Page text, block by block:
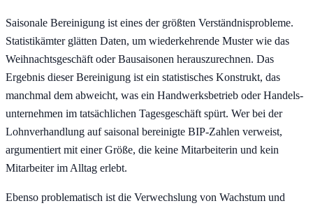
Saisonale Bereinigung ist eines der größten Verständnis­probleme.
Statistik­ämter glätten Daten, um wiederkehrende Muster wie das
Weihnachts­geschäft oder Bau­saisonen heraus­zurechnen. Das
Ergebnis dieser Bereinigung ist ein statistisches Konstrukt, das
manchmal dem abweicht, was ein Handwerks­betrieb oder Handels­
unternehmen im tatsächlichen Tages­geschäft spürt. Wer bei der
Lohn­verhandlung auf saisonal bereinigte BIP-Zahlen verweist,
argumentiert mit einer Größe, die keine Mitarbeiterin und kein
Mitarbeiter im Alltag erlebt.
Ebenso problematisch ist die Verwechslung von Wachstum und